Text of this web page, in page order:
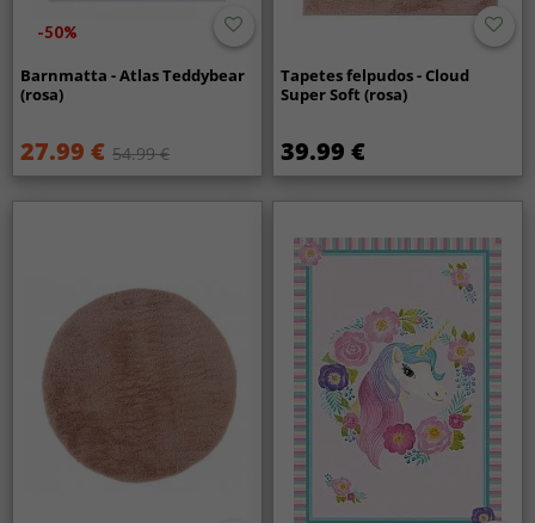
-50%
Barnmatta - Atlas Teddybear
(rosa)
27.99 € 54.99 €
Tapetes felpudos - Cloud
Super Soft (rosa)
39.99 €